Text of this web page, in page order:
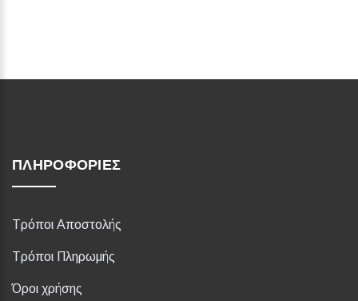
ΠΛΗΡΟΦΟΡΊΕΣ
Τρόποι Αποστολής
Τρόποι Πληρωμής
Όροι χρήσης